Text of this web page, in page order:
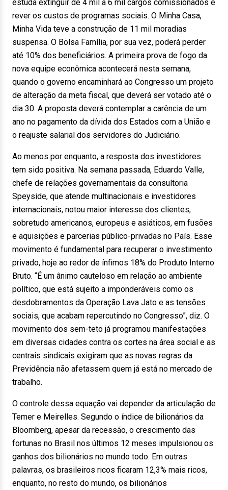
estuda extinguir de 4 mil a 6 mil cargos comissionados e
rever os custos de programas sociais. O Minha Casa,
Minha Vida teve a construção de 11 mil moradias
suspensa. O Bolsa Família, por sua vez, poderá perder
até 10% dos beneficiários. A primeira prova de fogo da
nova equipe econômica acontecerá nesta semana,
quando o governo encaminhará ao Congresso um projeto
de alteração da meta fiscal, que deverá ser votado até o
dia 30. A proposta deverá contemplar a carência de um
ano no pagamento da dívida dos Estados com a União e
o reajuste salarial dos servidores do Judiciário.
Ao menos por enquanto, a resposta dos investidores
tem sido positiva. Na semana passada, Eduardo Valle,
chefe de relações governamentais da consultoria
Speyside, que atende multinacionais e investidores
internacionais, notou maior interesse dos clientes,
sobretudo americanos, europeus e asiáticos, em fusões
e aquisições e parcerias público-privadas no País. Esse
movimento é fundamental para recuperar o investimento
privado, hoje ao redor de ínfimos 18% do Produto Interno
Bruto. “É um ânimo cauteloso em relação ao ambiente
político, que está sujeito a imponderáveis como os
desdobramentos da Operação Lava Jato e as tensões
sociais, que acabam repercutindo no Congresso”, diz. O
movimento dos sem-teto já programou manifestações
em diversas cidades contra os cortes na área social e as
centrais sindicais exigiram que as novas regras da
Previdência não afetassem quem já está no mercado de
trabalho.
O controle dessa equação vai depender da articulação de
Temer e Meirelles. Segundo o índice de bilionários da
Bloomberg, apesar da recessão, o crescimento das
fortunas no Brasil nos últimos 12 meses impulsionou os
ganhos dos bilionários no mundo todo. Em outras
palavras, os brasileiros ricos ficaram 12,3% mais ricos,
enquanto, no resto do mundo, os bilionários